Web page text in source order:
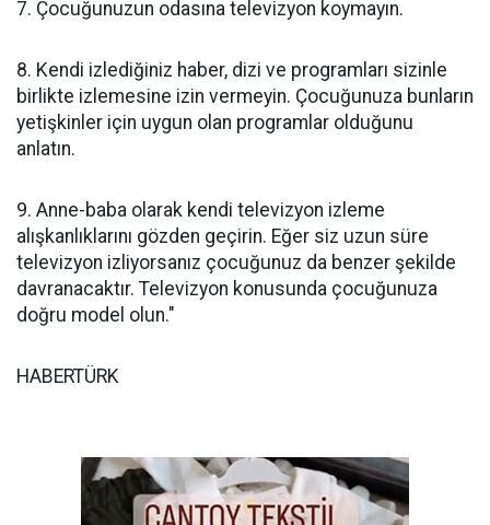
7. Çocuğunuzun odasına televizyon koymayın.
8. Kendi izlediğiniz haber, dizi ve programları sizinle
birlikte izlemesine izin vermeyin. Çocuğunuza bunların
yetişkinler için uygun olan programlar olduğunu
anlatın.
9. Anne-baba olarak kendi televizyon izleme
alışkanlıklarını gözden geçirin. Eğer siz uzun süre
televizyon izliyorsanız çocuğunuz da benzer şekilde
davranacaktır. Televizyon konusunda çocuğunuza
doğru model olun."
HABERTÜRK